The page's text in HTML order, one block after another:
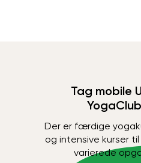
Tag mobile
Der er færdige
og intensive kurser
varierede